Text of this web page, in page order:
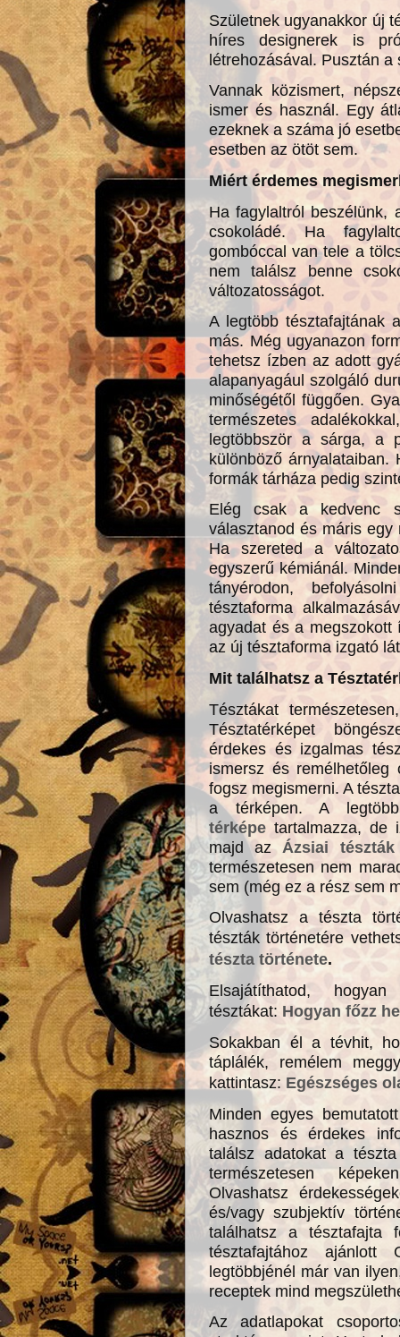
Születnek ugyanakkor új
híres designerek is
létrehozásával. Pusztán
Vannak közismert,
ismer és használ. Egy
ezeknek a száma jó
esetben az ötöt sem.
Miért érdemes
Ha fagylaltról
csokoládé. Ha
gombóccal van tele a
nem találsz benne
változatosságot.
A legtöbb tésztafajtának
más. Még ugyanazon
tehetsz ízben az adott
alapanyagául szolgáló
minőségétől függően.
természetes
legtöbbször a sárga, a
különböző
formák tárháza pedig
Elég csak a kedvenc
választanod és máris
Ha szereted a
egyszerű kémiánál.
tányérodon,
tésztaforma
agyadat és a
az új tésztaforma izgató
Mit találhatsz a
Tésztákat
Tésztatérképet
érdekes és izgalmas
ismersz és remélhetőleg
fogsz megismerni. A
a térképen. A
térképe tartalmazza, de
majd az Ázsiai tészták
természetesen nem
sem (még ez a rész sem
Olvashatsz a tészta
tészták történetére
tészta története.
Elsajátíthatod,
tésztákat: Hogyan főzz
Sokakban él a tévhit,
táplálék, remélem
kattintasz: Egészséges
Minden egyes
hasznos és érdekes
találsz adatokat a
természetesen
Olvashatsz
és/vagy szubjektív
találhatsz a tésztafajta
tésztafajtához
legtöbbjénél már van
receptek mind
Az adatlapokat